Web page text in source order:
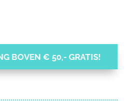
BOVEN € 50,- GRATIS!